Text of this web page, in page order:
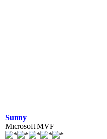
Sunny
Microsoft MVP